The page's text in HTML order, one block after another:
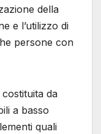
della
e l’utilizzo di
persone con
da
a basso
quali